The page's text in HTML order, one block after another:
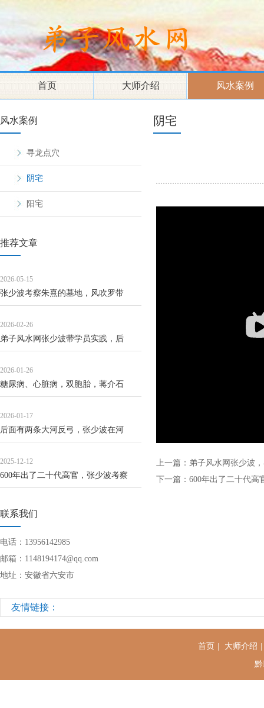
首页 大师介绍 风水案例
风水案例
寻龙点穴
阴宅
阳宅
推荐文章
2026-05-15
张少波考察朱熹的墓地，风吹罗带
2026-02-26
弟子风水网张少波带学员实践，后
2026-01-26
糖尿病、心脏病，双胞胎，蒋介石
2026-01-17
后面有两条大河反弓，张少波在河
2025-12-12
600年出了二十代高官，张少波考察
联系我们
电话：13956142985
邮箱：1148194174@qq.com
地址：安徽省六安市
阴宅
上一篇： 弟子风水网张少波
下一篇： 600年出了二十代高
友情链接：
首页 大师介绍
黔